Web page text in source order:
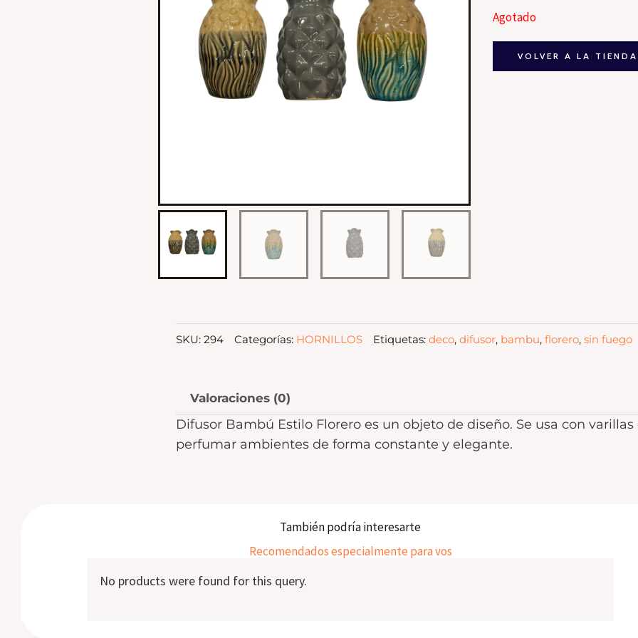
Agotado
VOLVER A LA TIENDA
SKU: 294 Categorías: HORNILLOS Etiquetas: deco, difusor, bambu, florero, sin fuego
Valoraciones (0)
Difusor Bambú Estilo Florero es un objeto de diseño. Se usa con
perfumar ambientes de forma constante y elegante.
También podría interesarte
Recomendados especialmente para vos
No products were found for this query.